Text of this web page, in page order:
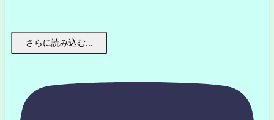
さらに読み込む...